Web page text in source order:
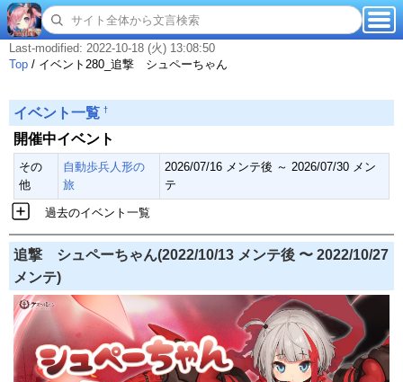
Last-modified: 2022-10-18 (火) 13:08:50
Top / イベント280_追撃 シュペーちゃん
イベント一覧 †
開催中イベント
その
他
自動歩兵人形の
旅
2026/07/16 メンテ後 ～ 2026/07/30 メン
テ
過去のイベント一覧
追撃 シュペーちゃん(2022/10/13 メンテ後 〜 2022/10/27
メンテ)